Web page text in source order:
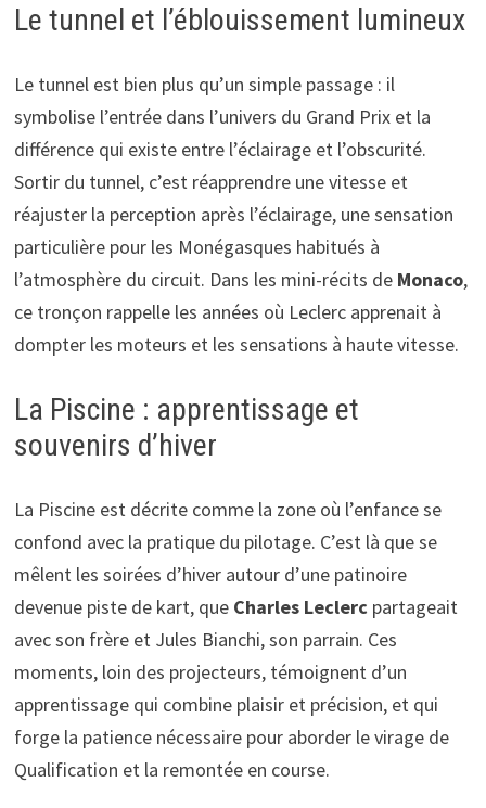
Le tunnel et l’éblouissement lumineux
Le tunnel est bien plus qu’un simple passage : il
symbolise l’entrée dans l’univers du Grand Prix et la
différence qui existe entre l’éclairage et l’obscurité.
Sortir du tunnel, c’est réapprendre une vitesse et
réajuster la perception après l’éclairage, une sensation
particulière pour les Monégasques habitués à
l’atmosphère du circuit. Dans les mini-récits de Monaco,
ce tronçon rappelle les années où Leclerc apprenait à
dompter les moteurs et les sensations à haute vitesse.
La Piscine : apprentissage et
souvenirs d’hiver
La Piscine est décrite comme la zone où l’enfance se
confond avec la pratique du pilotage. C’est là que se
mêlent les soirées d’hiver autour d’une patinoire
devenue piste de kart, que Charles Leclerc partageait
avec son frère et Jules Bianchi, son parrain. Ces
moments, loin des projecteurs, témoignent d’un
apprentissage qui combine plaisir et précision, et qui
forge la patience nécessaire pour aborder le virage de
Qualification et la remontée en course.